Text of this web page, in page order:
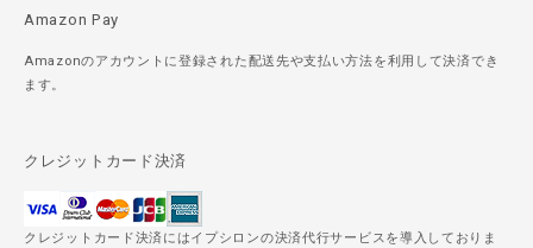
Amazon Pay
Amazonのアカウントに登録された配送先や支払い方法を利用して決済でき
ます。
クレジットカード決済
クレジットカード決済にはイプシロンの決済代行サービスを導入しておりま